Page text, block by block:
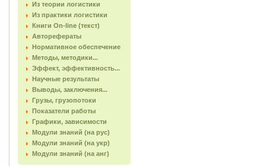
Из теории логистики
Из практики логистики
Книги On-line (текст)
Авторефераты
Нормативное обеспечение
Методы, методики...
Эффект, эффективность...
Научные результаты
Выводы, заключения...
Грузы, грузопотоки
Показатели работы
Графики, зависимости
Модули знаний (на рус)
Модули знаний (на укр)
Модули знаний (на анг)